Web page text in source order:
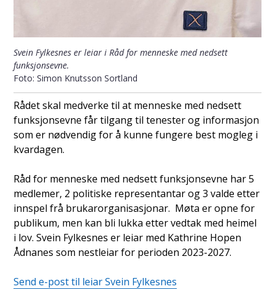
Svein Fylkesnes er leiar i Råd for menneske med nedsett
funksjonsevne.
Simon Knutsson Sortland
Rådet skal medverke til at menneske med nedsett
funksjonsevne får tilgang til tenester og informasjon
som er nødvendig for å kunne fungere best mogleg i
kvardagen.
Råd for menneske med nedsett funksjonsevne har 5
medlemer, 2 politiske representantar og 3 valde etter
innspel frå brukarorganisasjonar. Møta er opne for
publikum, men kan bli lukka etter vedtak med heimel
i lov. Svein Fylkesnes er leiar med Kathrine Hopen
Ådnanes som nestleiar for perioden 2023-2027.
Send e-post til leiar Svein Fylkesnes